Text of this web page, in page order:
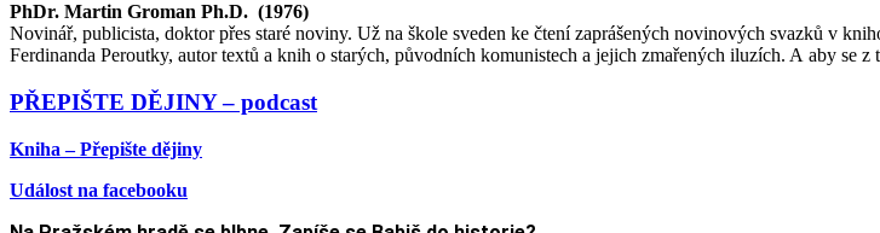
PhDr. Martin Groman Ph.D. (1976)
Novinář, publicista, doktor přes staré noviny. Už na škole sveden ke čtení zaprášených novinových svazků v
Ferdinanda Peroutky, autor textů a knih o starých, původních komunistech a jejich zmařených iluzích. A aby
PŘEPIŠTE DĚJINY – podcast
Kniha – Přepište dějiny
Událost na facebooku